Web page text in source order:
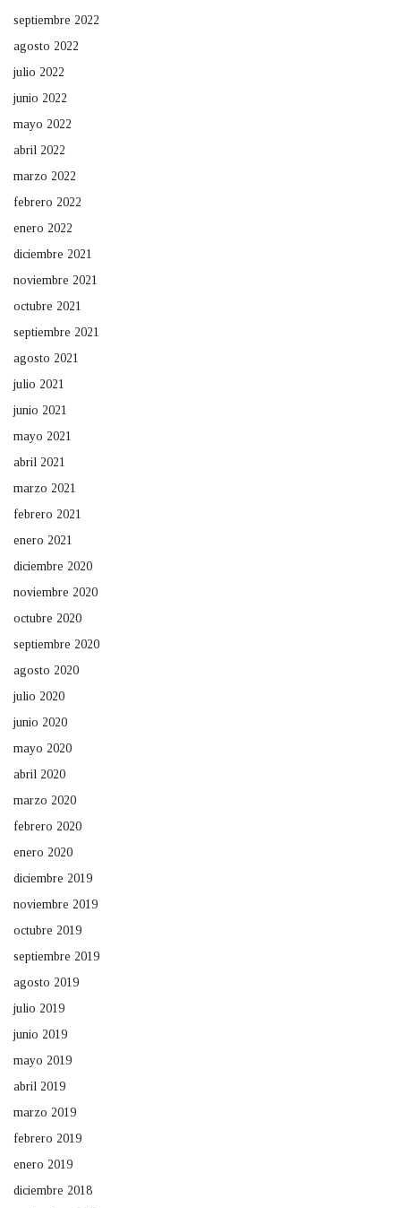
septiembre 2022
agosto 2022
julio 2022
junio 2022
mayo 2022
abril 2022
marzo 2022
febrero 2022
enero 2022
diciembre 2021
noviembre 2021
octubre 2021
septiembre 2021
agosto 2021
julio 2021
junio 2021
mayo 2021
abril 2021
marzo 2021
febrero 2021
enero 2021
diciembre 2020
noviembre 2020
octubre 2020
septiembre 2020
agosto 2020
julio 2020
junio 2020
mayo 2020
abril 2020
marzo 2020
febrero 2020
enero 2020
diciembre 2019
noviembre 2019
octubre 2019
septiembre 2019
agosto 2019
julio 2019
junio 2019
mayo 2019
abril 2019
marzo 2019
febrero 2019
enero 2019
diciembre 2018